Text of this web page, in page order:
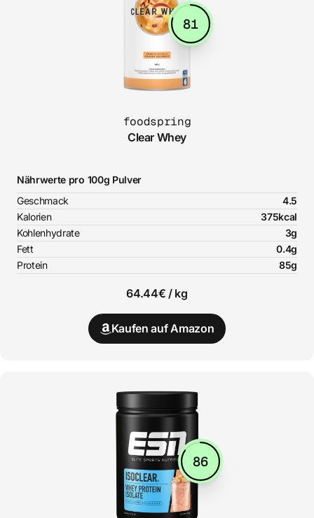
81
foodspring
Clear Whey
Nährwerte pro 100g Pulver
Geschmack
4.5
Kalorien
375kcal
Kohlenhydrate
3g
Fett
0.4g
Protein
85g
64.44€ / kg
Kaufen auf Amazon
86